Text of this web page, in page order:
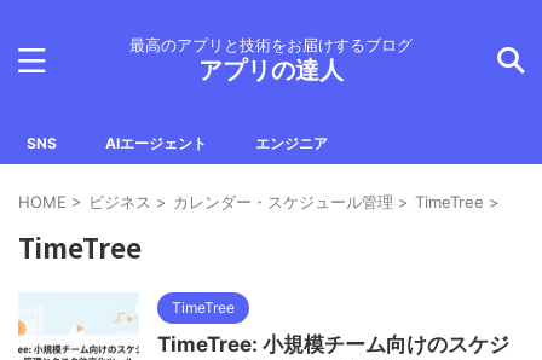
最高のアプリと技術をお届けするブログ
アプリの達人
SNS AIエージェント エンジニア
HOME > ビジネス > カレンダー・スケジュール管理 > TimeTree >
TimeTree
TimeTree
TimeTree: 小規模チーム向けのスケジ